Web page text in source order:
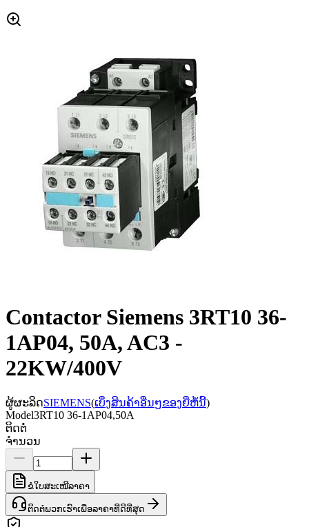
Contactor Siemens 3RT10 36-
1AP04, 50A, AC3 -
22KW/400V
ຜູ້ຜະລິດSIEMENS(ເບິ່ງສິນຄ້າອື່ນໆຂອງຍີ່ຫໍ້ນີ້)
Model3RT10 36-1AP04,50A
ຕິດຕໍ່
ຈຳນວນ
ຂໍໃບສະເໜີລາຄາ
ຕິດຕໍ່ພວກເຮົາເພື່ອລາຄາທີ່ດີທີ່ສຸດ